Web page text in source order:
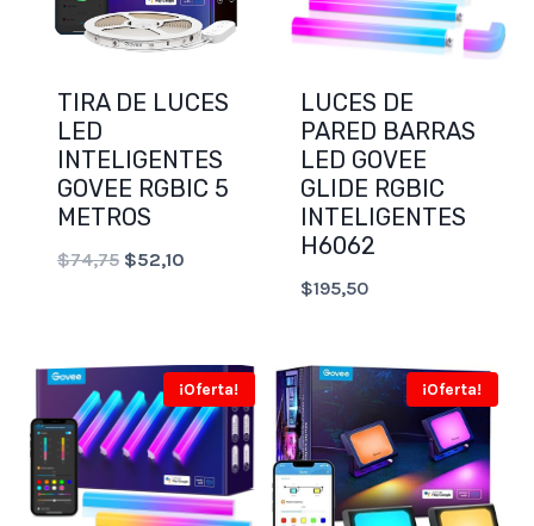
TIRA DE LUCES
LED
INTELIGENTES
GOVEE RGBIC 5
METROS
$74,75 Original
$74,75.
$52,10
$52,10.
LUCES DE
PARED BARRAS
LED GOVEE
GLIDE RGBIC
INTELIGENTES
H6062
$195,50
¡Oferta! ¡Oferta!